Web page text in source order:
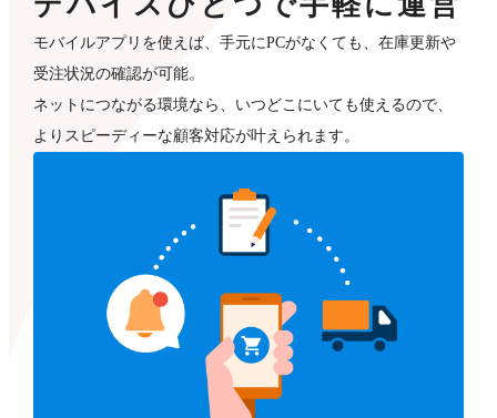
モバイルアプリを使えば、手元にPCがなくても、在庫更新や
受注状況の確認が可能。
ネットにつながる環境なら、いつどこにいても使えるので、
よりスピーディーな顧客対応が叶えられます。